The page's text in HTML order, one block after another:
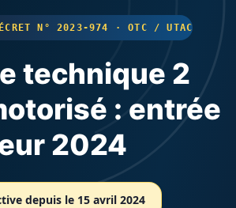
N° 2023-974 · OTC / UTAC
technique 2
: entrée
2024
depuis le 15 avril 2024